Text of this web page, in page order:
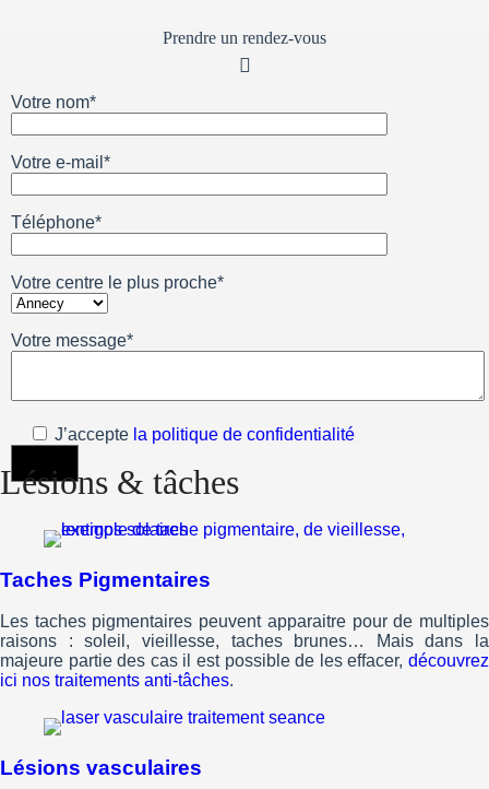
Prendre un rendez-vous
Votre nom*
Votre e-mail*
Téléphone*
Votre centre le plus proche*
Votre message*
J’accepte la politique de confidentialité
Lésions & tâches
Taches Pigmentaires
Les taches pigmentaires peuvent apparaitre pour de multiples
raisons : soleil, vieillesse, taches brunes… Mais dans la
majeure partie des cas il est possible de les effacer, découvrez
ici nos traitements anti-tâches.
Lésions vasculaires